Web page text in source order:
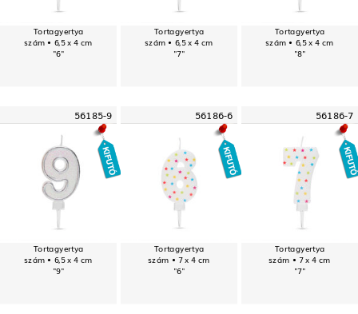
Tortagyertya
szám • 6,5 x 4 cm
"6"
Tortagyertya
szám • 6,5 x 4 cm
"7"
Tortagyertya
szám • 6,5 x 4 cm
"8"
56185-9
Tortagyertya
szám • 6,5 x 4 cm
"9"
56186-6
Tortagyertya
szám • 7 x 4 cm
"6"
56186-7
Tortagyertya
szám • 7 x 4 cm
"7"